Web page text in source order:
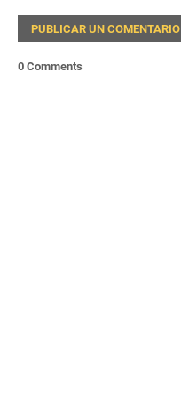
PUBLICAR UN COMENTARIO
0 Comments